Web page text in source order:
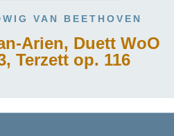
VAN BEETHOVEN
Arien, Duett WoO
Terzett op. 116